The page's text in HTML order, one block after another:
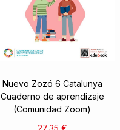
Nuevo Zozó 6 Catalunya
Cuaderno de aprendizaje
(Comunidad Zoom)
27,35 €